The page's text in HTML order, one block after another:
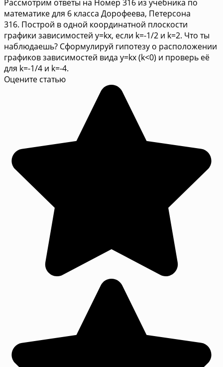
Рассмотрим ответы на Номер 316 из учебника по
математике для 6 класса Дорофеева, Петерсона
316. Построй в одной координатной плоскости
графики зависимостей у=kx, если k=-1/2 и k=2. Что ты
наблюдаешь? Сформулируй гипотезу о расположении
графиков зависимостей вида у=kx (k<0) и проверь её
для k=-1/4 и k=-4.
Оцените статью